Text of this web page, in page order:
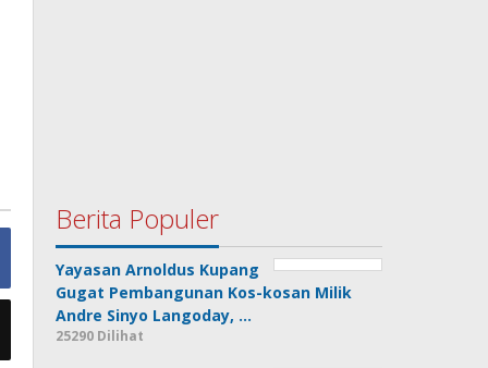
Berita Populer
Yayasan Arnoldus Kupang
Gugat Pembangunan Kos-kosan Milik
Andre Sinyo Langoday, …
25290 Dilihat